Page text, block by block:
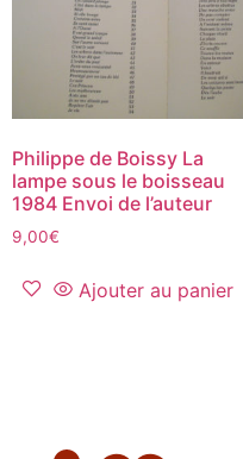
Philippe de Boissy La
lampe sous le boisseau
1984 Envoi de l’auteur
9,00€
Ajouter au panier